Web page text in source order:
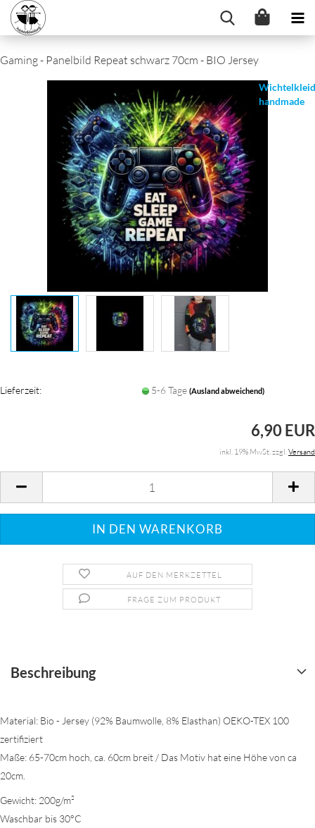
Gaming - Panelbild Repeat schwarz 70cm - BIO Jersey
handmade
Lieferzeit: 5-6 Tage (Ausland abweichend)
6,90 EUR
inkl. 19% MwSt. zzgl.Versand
AUF DEN MERKZETTEL
FRAGE ZUM PRODUKT
Beschreibung
Material: Bio - Jersey (92% Baumwolle, 8% Elasthan) OEKO-TEX 100
zertifiziert
Maße: 65-70cm hoch, ca. 60cm breit / Das Motiv hat eine Höhe von ca
20cm.
Gewicht: 200g/m²
Waschbar bis 30°C